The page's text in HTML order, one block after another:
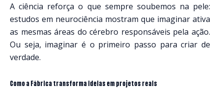
A ciência reforça o que sempre soubemos na pele:
estudos em neurociência mostram que imaginar ativa
as mesmas áreas do cérebro responsáveis pela ação.
Ou seja, imaginar é o primeiro passo para criar de
verdade.
Como a Fábrica transforma ideias em projetos reais